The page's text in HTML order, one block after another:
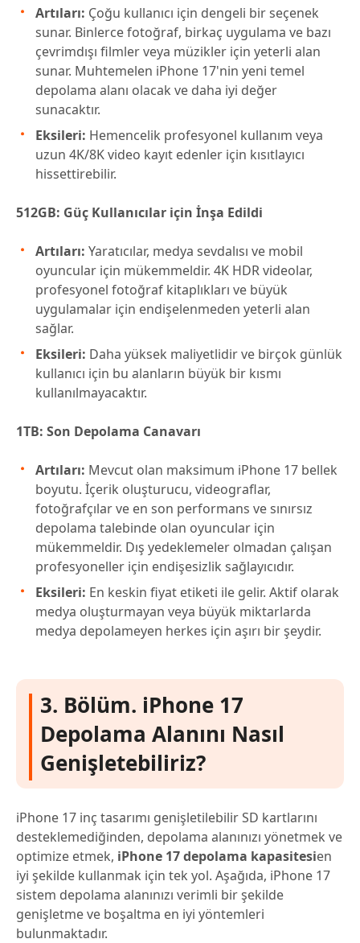
Artıları: Çoğu kullanıcı için dengeli bir seçenek
sunar. Binlerce fotoğraf, birkaç uygulama ve bazı
çevrimdışı filmler veya müzikler için yeterli alan
sunar. Muhtemelen iPhone 17'nin yeni temel
depolama alanı olacak ve daha iyi değer
sunacaktır.
Eksileri: Hemencelik profesyonel kullanım veya
uzun 4K/8K video kayıt edenler için kısıtlayıcı
hissettirebilir.
512GB: Güç Kullanıcılar için İnşa Edildi
Artıları: Yaratıcılar, medya sevdalısı ve mobil
oyuncular için mükemmeldir. 4K HDR videolar,
profesyonel fotoğraf kitaplıkları ve büyük
uygulamalar için endişelenmeden yeterli alan
sağlar.
Eksileri: Daha yüksek maliyetlidir ve birçok günlük
kullanıcı için bu alanların büyük bir kısmı
kullanılmayacaktır.
1TB: Son Depolama Canavarı
Artıları: Mevcut olan maksimum iPhone 17 bellek
boyutu. İçerik oluşturucu, videograflar,
fotoğrafçılar ve en son performans ve sınırsız
depolama talebinde olan oyuncular için
mükemmeldir. Dış yedeklemeler olmadan çalışan
profesyoneller için endişesizlik sağlayıcıdır.
Eksileri: En keskin fiyat etiketi ile gelir. Aktif olarak
medya oluşturmayan veya büyük miktarlarda
medya depolameyen herkes için aşırı bir şeydir.
3. Bölüm. iPhone 17
Depolama Alanını Nasıl
Genişletebiliriz?
iPhone 17 inç tasarımı genişletilebilir SD kartlarını
desteklemediğinden, depolama alanınızı yönetmek ve
optimize etmek, iPhone 17 depolama kapasitesien
iyi şekilde kullanmak için tek yol. Aşağıda, iPhone 17
sistem depolama alanınızı verimli bir şekilde
genişletme ve boşaltma en iyi yöntemleri
bulunmaktadır.